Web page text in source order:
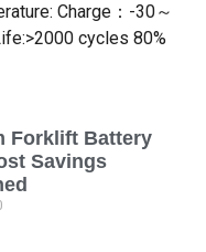
Charge：-30～
cycles 80%
Forklift Battery
Savings